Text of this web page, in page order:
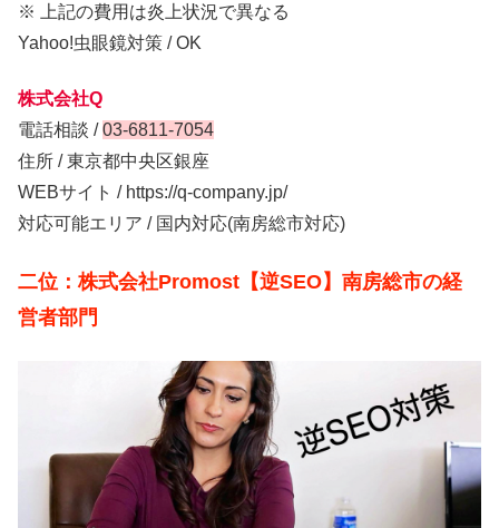
※ 上記の費用は炎上状況で異なる
Yahoo!虫眼鏡対策 / OK
株式会社Q
電話相談 /03-6811-7054
住所 / 東京都中央区銀座
WEBサイト / https://q-company.jp/
対応可能エリア / 国内対応(南房総市対応)
二位：株式会社Promost【逆SEO】南房総市の経
営者部門